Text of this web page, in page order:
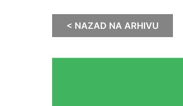
< NAZAD NA ARHIVU